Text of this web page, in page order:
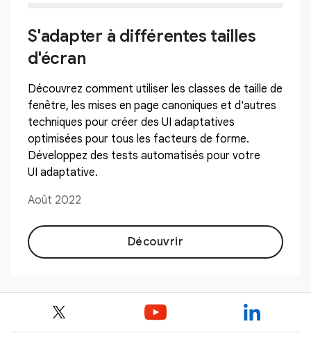
S'adapter à différentes tailles
d'écran
Découvrez comment utiliser les classes de taille de
fenêtre, les mises en page canoniques et d'autres
techniques pour créer des UI adaptatives
optimisées pour tous les facteurs de forme.
Développez des tests automatisés pour votre
UI adaptative.
Août 2022
Découvrir